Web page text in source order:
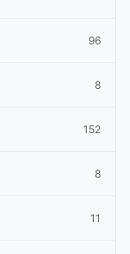
96
8
152
8
11